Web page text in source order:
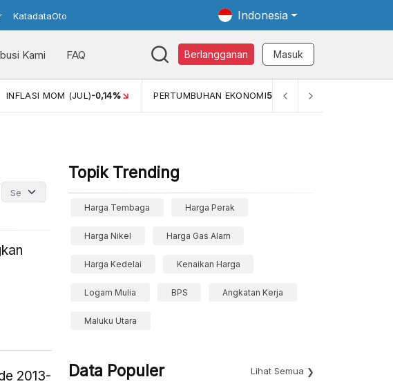
KatadataOto Indonesia
Kami FAQ Berlangganan Masuk
INFLASI MOM (JUL)-0,14% PERTUMBUHAN EKONOMI5,11%
2013-
Topik Trending
Harga Tembaga Harga Perak
Harga Nikel Harga Gas Alam
Harga Kedelai Kenaikan Harga
Logam Mulia BPS Angkatan Kerja
Maluku Utara
Data Populer Lihat Semua